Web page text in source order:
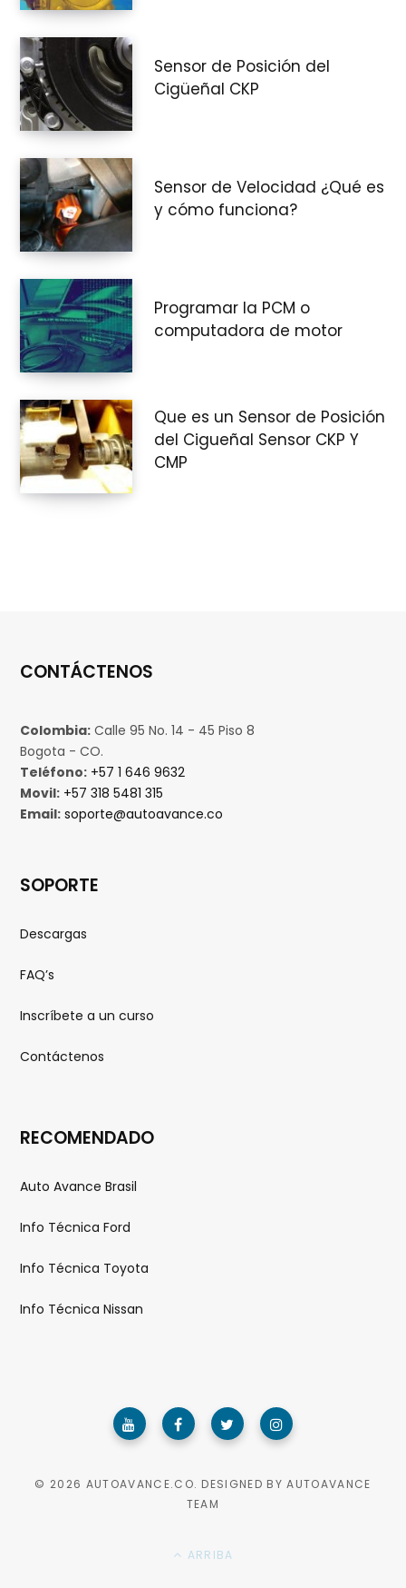
r
Sensor de Posición del
Cigüeñal CKP
Sensor de Velocidad ¿Qué es
y cómo funciona?
Programar la PCM o
computadora de motor
Que es un Sensor de Posición
del Cigueñal Sensor CKP Y
CMP
CONTÁCTENOS
Colombia: Calle 95 No. 14 - 45 Piso 8
Bogota - CO.
Teléfono: +57 1 646 9632
Movil: +57 318 5481 315
Email: soporte@autoavance.co
SOPORTE
Descargas
FAQ’s
Inscríbete a un curso
Contáctenos
RECOMENDADO
Auto Avance Brasil
Info Técnica Ford
Info Técnica Toyota
Info Técnica Nissan
© 2026 AUTOAVANCE.CO. DESIGNED BY AUTOAVANCE
TEAM
ARRIBA